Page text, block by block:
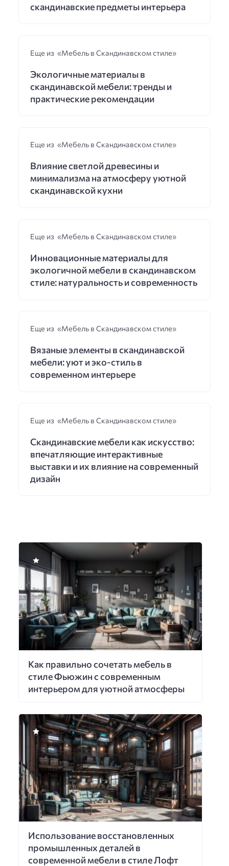
скандинавские предметы интерьера
Еще из «Мебель в Скандинавском стиле»
Экологичные материалы в
скандинавской мебели: тренды и
практические рекомендации
Еще из «Мебель в Скандинавском стиле»
Влияние светлой древесины и
минимализма на атмосферу уютной
скандинавской кухни
Еще из «Мебель в Скандинавском стиле»
Инновационные материалы для
экологичной мебели в скандинавском
стиле: натуральность и современность
Еще из «Мебель в Скандинавском стиле»
Вязаные элементы в скандинавской
мебели: уют и эко-стиль в
современном интерьере
Еще из «Мебель в Скандинавском стиле»
Скандинавские мебели как искусство:
впечатляющие интерактивные
выставки и их влияние на современный
дизайн
Как правильно сочетать мебель в
стиле Фьюжин с современным
интерьером для уютной атмосферы
Использование восстановленных
промышленных деталей в
современной мебели в стиле Лофт